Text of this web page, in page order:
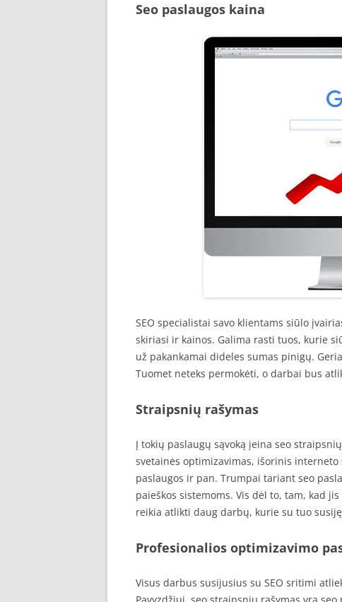
Seo paslaugos kaina
SEO specialistai savo klientams siūlo
skiriasi ir kainos. Galima rasti tuos, kurie
už pakankamai dideles sumas pinigų.
Tuomet neteks permokėti, o darbai bus
Straipsnių rašymas
Į tokių paslaugų sąvoką įeina seo
svetainės optimizavimas, išorinis
paslaugos ir pan. Trumpai tariant seo
paieškos sistemoms. Vis dėl to, tam, kad
reikia atlikti daug darbų, kurie su tuo
Profesionalios optimizavimo
Visus darbus susijusius su SEO sritimi